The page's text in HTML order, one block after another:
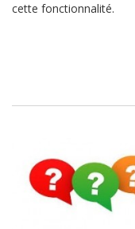
cette fonctionnalité.